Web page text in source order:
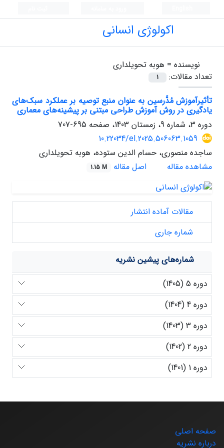
اکولوژی انسانی
نویسنده = هوبه تحویلداری
تعداد مقالات:
1
تأثیرآموزش مُدَّرسین به عنوان منبع توصیه بر عملکرد سبک‌های
یادگیری در روش‌ آموزش طراحی مبتنی بر پیشینه‌های معماری
دوره 3، شماره 9، زمستان 1403، صفحه
695-707
10.22034/el.2025.506063.1059
ساجده منصوری، حسام الدین ستوده، هوبه تحویلداری
مشاهده مقاله
اصل مقاله 1.15 M
مقالات آماده انتشار
شماره جاری
شماره‌های پیشین نشریه
دوره 5 (1405)
دوره 4 (1404)
دوره 3 (1403)
دوره 2 (1402)
دوره 1 (1401)
صفحه اصلی
درباره نشریه